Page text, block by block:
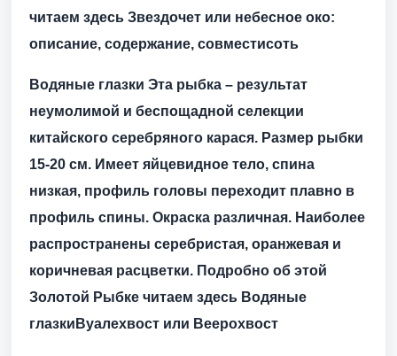
читаем здесь Звездочет или небесное око:
описание, содержание, совместисоть
Водяные глазки Эта рыбка – результат
неумолимой и беспощадной селекции
китайского серебряного карася. Размер рыбки
15-20 см. Имеет яйцевидное тело, спина
низкая, профиль головы переходит плавно в
профиль спины. Окраска различная. Наиболее
распространены серебристая, оранжевая и
коричневая расцветки. Подробно об этой
Золотой Рыбке читаем здесь Водяные
глазки Вуалехвост или Веерохвост